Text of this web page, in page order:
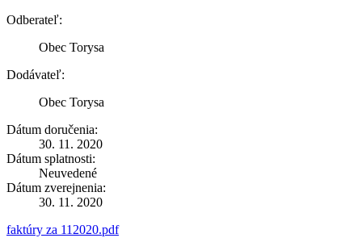
Odberateľ:
Obec Torysa
Dodávateľ:
Obec Torysa
Dátum doručenia:
30. 11. 2020
Dátum splatnosti:
Neuvedené
Dátum zverejnenia:
30. 11. 2020
faktúry za 112020.pdf